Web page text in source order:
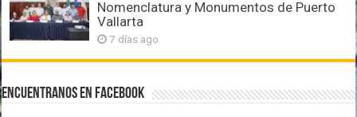
Nomenclatura y Monumentos de Puerto
Vallarta
7 días ago
Encuentranos en Facebook